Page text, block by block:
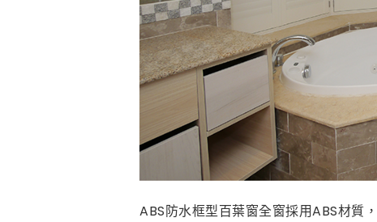
ABS防水框型百葉窗全窗採用ABS材質